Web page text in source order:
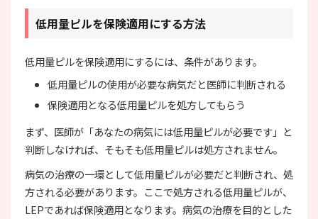
低用量ピルを保険適用にする方法
低用量ピルを保険適用にするには、条件があります。
低用量ピルの使用が必要な病気だと医師に判断される
保険適用となる低用量ピルを処方してもらう
まず、医師が「あなたの病気には低用量ピルが必要です」と
判断しなければ、そもそも低用量ピルは処方されません。
病気の治療の一環として低用量ピルが必要だと判断され、処
方される必要があります。ここで処方される低用量ピルが、
LEPであれば保険適用となります。病気の治療を目的とした